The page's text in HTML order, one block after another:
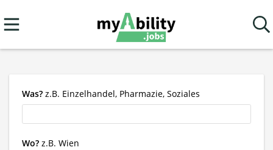
Was? z.B. Einzelhandel, Pharmazie, Soziales
Wo? z.B. Wien